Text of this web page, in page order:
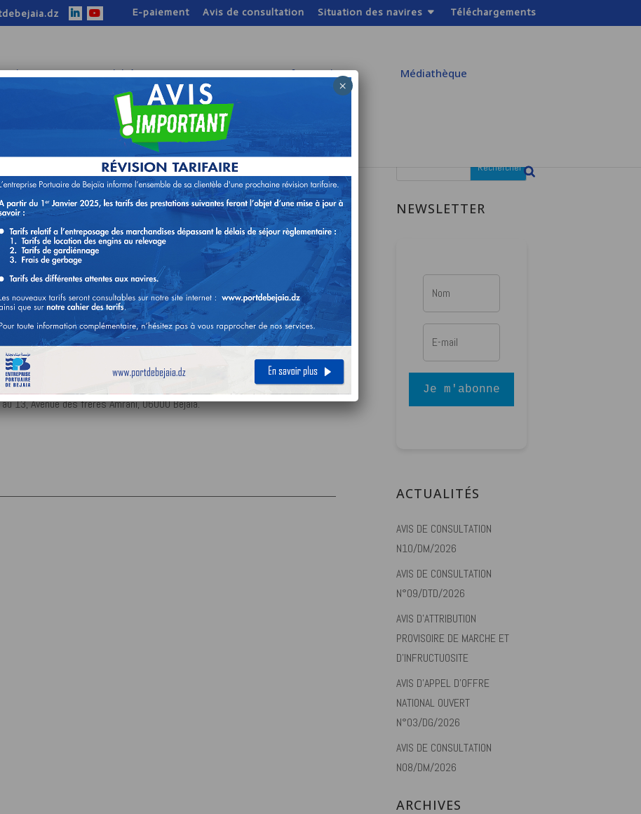
E-paiement Avis de consultation Situation des navires Téléchargements
Nos activités Nos atouts Infos pratiques Médiathèque
N°41/DA/2023
LA REHABILITATIDN DU
DE BEJAIA.
consultation pour la sélection d’un Bureau d’études spécialisée dans le
et étude pour la réhabilitation du nouveau quai du port de Bejaia.
avis, peuvent retirer le cahier des charges auprès de l’Entreprise Portuaire
13, Avenue des frères Amrani, 06000 Bejaia.
NEWSLETTER
Je m'abonne
ACTUALITÉS
AVIS DE CONSULTATION
N10/DM/2026
AVIS DE CONSULTATION
N°09/DTD/2026
AVIS D’ATTRIBUTION
PROVISOIRE DE MARCHE ET
D’INFRUCTUOSITE
AVIS D’APPEL D’OFFRE
NATIONAL OUVERT
N°03/DG/2026
AVIS DE CONSULTATION
N08/DM/2026
ARCHIVES
×